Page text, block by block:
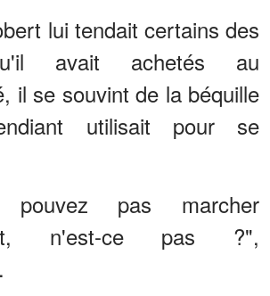
lui tendait certains des
avait achetés au
il se souvint de la béquille
utilisait pour se
pas marcher
n'est-ce pas ?",